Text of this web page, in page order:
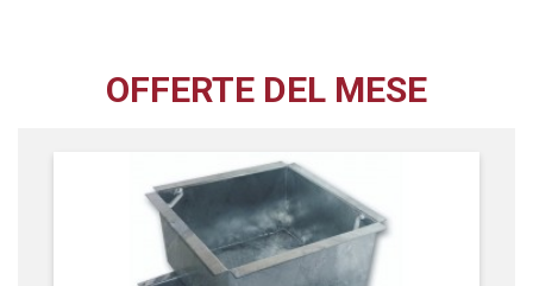
OFFERTE DEL MESE